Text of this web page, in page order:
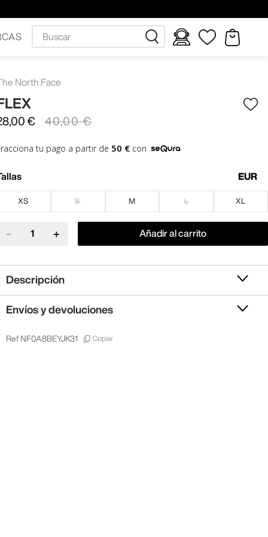
North Face
, 00 € 40,00 €
tu pago a partir de 50 €con
EUR
XS S M L XL
＋
－ Añadir al carrito
Descripción
Envíos y devoluciones
Ref NF0A8BEYJK31 Copiar